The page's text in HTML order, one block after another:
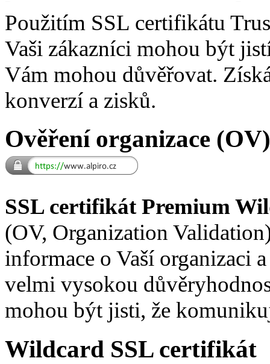
Použitím SSL certifikátu
Vaši zákazníci mohou být
Vám mohou důvěřovat.
konverzí a zisků.
Ověření organizace (OV)
SSL certifikát Premium
(OV, Organization
informace o Vaší organizaci
velmi vysokou
mohou být jisti, že
Wildcard SSL certifikát